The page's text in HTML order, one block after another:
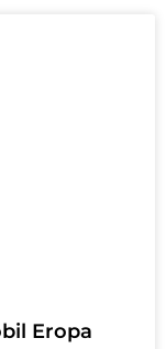
Eropa